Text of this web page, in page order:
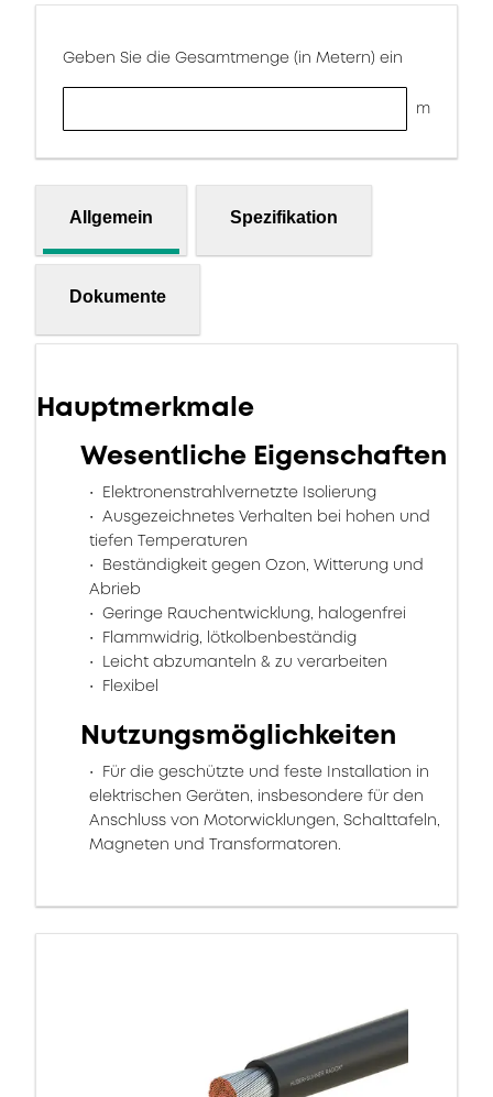
Geben Sie die Gesamtmenge (in Metern) ein
m
Allgemein Spezifikation
Dokumente
Hauptmerkmale
Wesentliche Eigenschaften
Elektronenstrahlvernetzte Isolierung
Ausgezeichnetes Verhalten bei hohen und
tiefen Temperaturen
Beständigkeit gegen Ozon, Witterung und
Abrieb
Geringe Rauchentwicklung, halogenfrei
Flammwidrig, lötkolbenbeständig
Leicht abzumanteln & zu verarbeiten
Flexibel
Nutzungsmöglichkeiten
Für die geschützte und feste Installation in
elektrischen Geräten, insbesondere für den
Anschluss von Motorwicklungen, Schalttafeln,
Magneten und Transformatoren.